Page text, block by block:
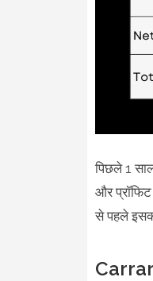
पिछले 1
और
से पहले